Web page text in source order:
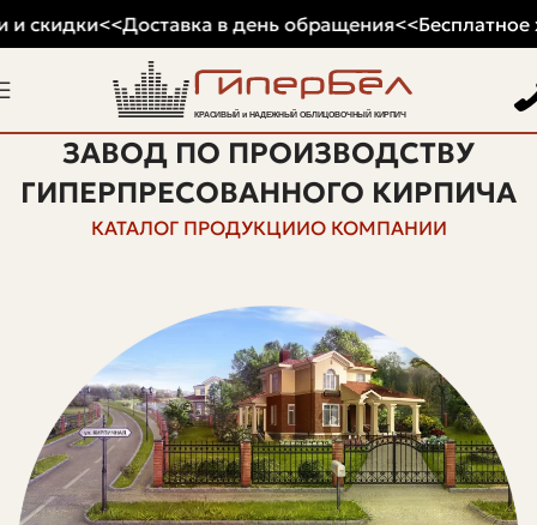
ЗАВОД ПО ПРОИЗВОДСТВУ
ГИПЕРПРЕСОВАННОГО КИРПИЧА
КАТАЛОГ ПРОДУКЦИИО КОМПАНИИ
скидки<<Доставка в день обращения<<Бесплатное